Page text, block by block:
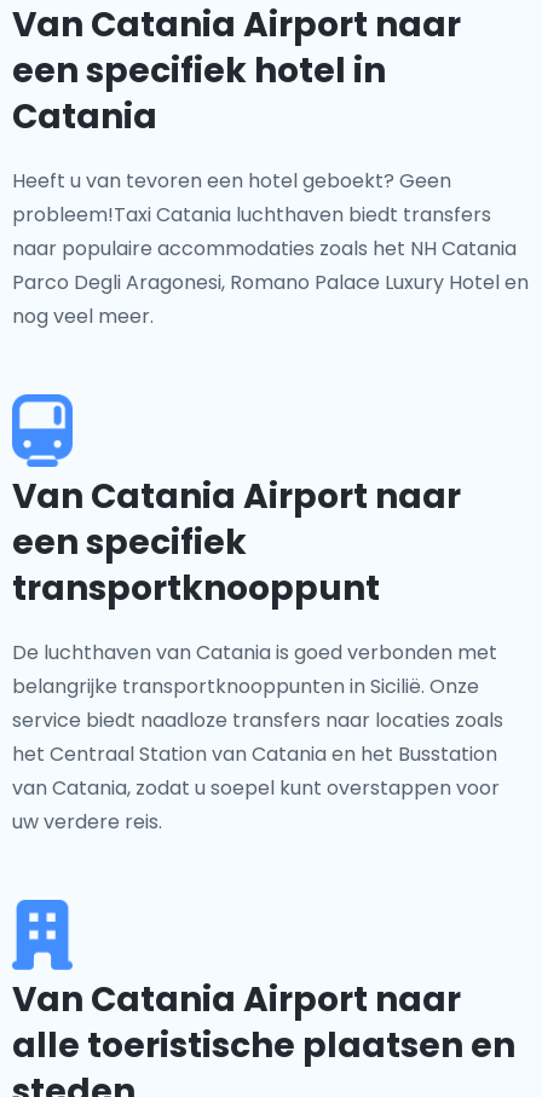
Van Catania Airport naar
een specifiek hotel in
Catania
Heeft u van tevoren een hotel geboekt? Geen
probleem!Taxi Catania luchthaven biedt transfers
naar populaire accommodaties zoals het NH Catania
Parco Degli Aragonesi, Romano Palace Luxury Hotel en
nog veel meer.
Van Catania Airport naar
een specifiek
transportknooppunt
De luchthaven van Catania is goed verbonden met
belangrijke transportknooppunten in Sicilië. Onze
service biedt naadloze transfers naar locaties zoals
het Centraal Station van Catania en het Busstation
van Catania, zodat u soepel kunt overstappen voor
uw verdere reis.
Van Catania Airport naar
alle toeristische plaatsen en